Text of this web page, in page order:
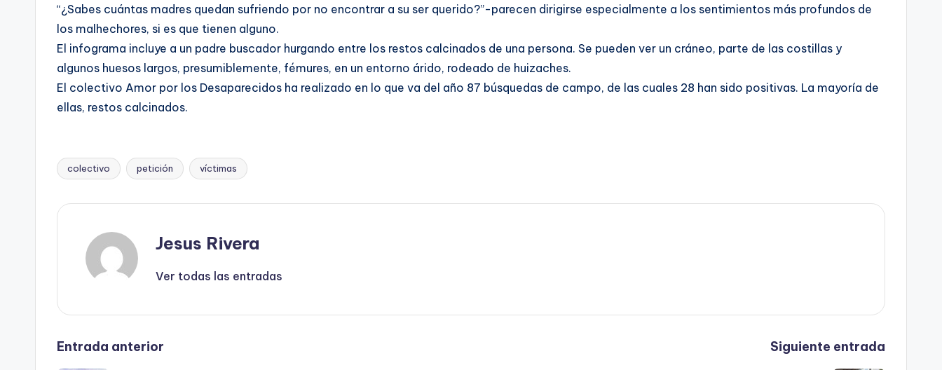
“¿Sabes cuántas madres quedan sufriendo por no encontrar a su ser querido?”-parecen dirigirse especialmente a los sentimientos más profundos de
los malhechores, si es que tienen alguno.
El infograma incluye a un padre buscador hurgando entre los restos calcinados de una persona. Se pueden ver un cráneo, parte de las costillas y
algunos huesos largos, presumiblemente, fémures, en un entorno árido, rodeado de huizaches.
El colectivo Amor por los Desaparecidos ha realizado en lo que va del año 87 búsquedas de campo, de las cuales 28 han sido positivas. La mayoría de
ellas, restos calcinados.
Etiquetas:
colectivo petición víctimas
Jesus Rivera
Ver todas las entradas
Navegación
Entrada anterior Siguiente entrada